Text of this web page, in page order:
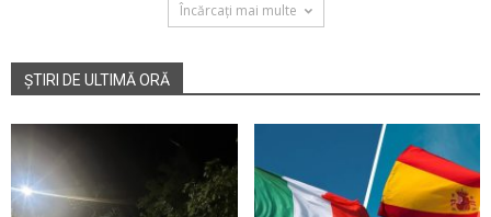
Încărcați mai multe
ȘTIRI DE ULTIMĂ ORĂ